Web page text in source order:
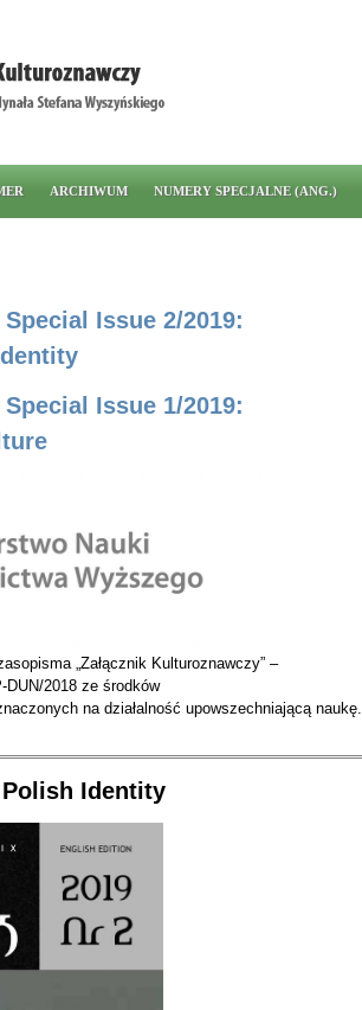
ARCHIWUM NUMERY SPECJALNE (ANG.)
Issue 2/2019:
Issue 1/2019:
„Załącznik Kulturoznawczy” –
DUN/2018 ze środków
na działalność upowszechniającą naukę.
Identity